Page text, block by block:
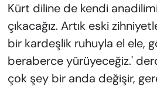
Kürt diline de kendi
çıkacağız. Artık eski
bir kardeşlik ruhuyla el ele,
beraberce yürüyeceğiz.'
çok şey bir anda değişir,